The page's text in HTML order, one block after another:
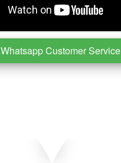
Whatsapp Customer Service